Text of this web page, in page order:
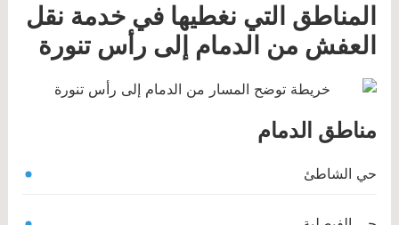
المناطق التي نغطيها في خدمة نقل
العفش من الدمام إلى رأس تنورة
مناطق الدمام
حي الشاطئ